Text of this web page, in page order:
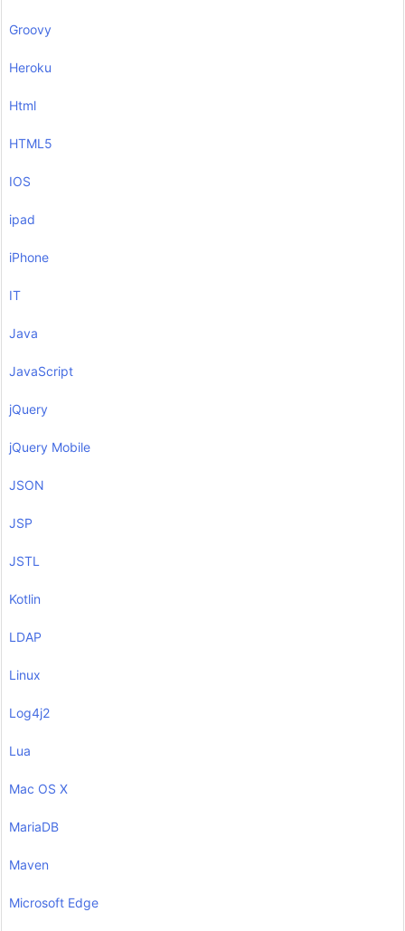
Groovy
Heroku
Html
HTML5
IOS
ipad
iPhone
IT
Java
JavaScript
jQuery
jQuery Mobile
JSON
JSP
JSTL
Kotlin
LDAP
Linux
Log4j2
Lua
Mac OS X
MariaDB
Maven
Microsoft Edge